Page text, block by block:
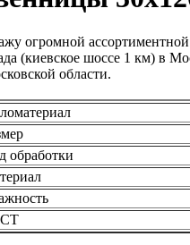
огромной
(киевское шоссе 1 км)
области.
обработки